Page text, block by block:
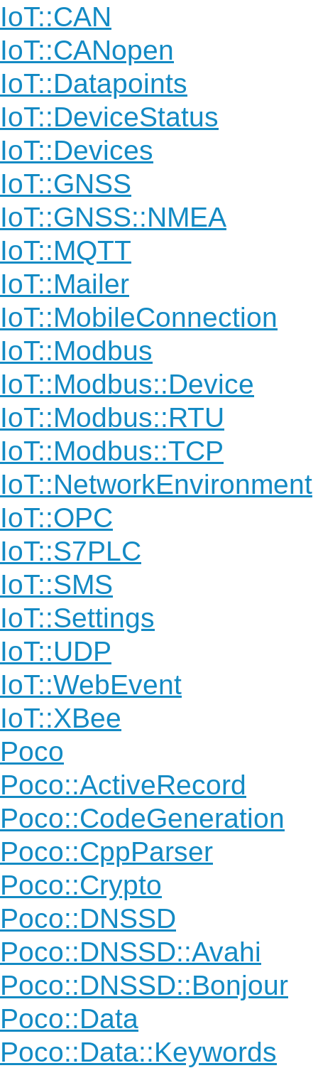
IoT::CAN
IoT::CANopen
IoT::Datapoints
IoT::DeviceStatus
IoT::Devices
IoT::GNSS
IoT::GNSS::NMEA
IoT::MQTT
IoT::Mailer
IoT::MobileConnection
IoT::Modbus
IoT::Modbus::Device
IoT::Modbus::RTU
IoT::Modbus::TCP
IoT::NetworkEnvironment
IoT::OPC
IoT::S7PLC
IoT::SMS
IoT::Settings
IoT::UDP
IoT::WebEvent
IoT::XBee
Poco
Poco::ActiveRecord
Poco::CodeGeneration
Poco::CppParser
Poco::Crypto
Poco::DNSSD
Poco::DNSSD::Avahi
Poco::DNSSD::Bonjour
Poco::Data
Poco::Data::Keywords